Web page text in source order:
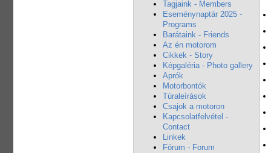
Tagjaink - Members
Eseménynaptár 2025 -
Programs
Barátaink - Friends
Az én motorom
Cikkek - Story
Képgaléria - Photo gallery
Aprók
Motorbontók
Túraleírások
Csajok a motoron
Kapcsolatfelvétel -
Contact
Linkek
Fórum - Forum